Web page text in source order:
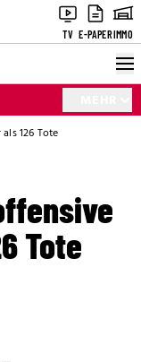
TV E-PAPERIMMO
126 Tote
Tote